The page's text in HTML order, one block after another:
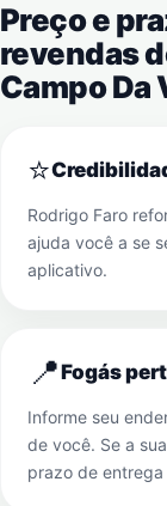
Preço e
revendas
Campo Da
⭐
Rodrigo Faro
ajuda você a se
aplicativo.
📍Fogás
Informe seu
de você. Se a
prazo de